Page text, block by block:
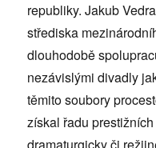
republiky. Jakub
střediska
dlouhodobě
nezávislými divadly
těmito soubory
získal řadu